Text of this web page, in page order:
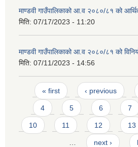
माण्डवी गाउँपालिकाको आ.व २०८०/८१ को
मिति: 07/17/2023 - 11:20
माण्डवी गाउँपालिकाको आ.व २०८०/८१ को
मिति: 07/11/2023 - 14:56
Pages
« first ‹ previous
4 5 6 7
10 11 12 13
next ›